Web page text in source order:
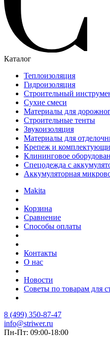
Каталог
Теплоизоляция
Гидроизоляция
Строительный
Сухие смеси
Материалы для
Строительные тенты
Звукоизоляция
Материалы для
Крепеж и
Клининговое
Спецодежда с
Аккумуляторная
Makita
Корзина
Сравнение
Способы оплаты
Контакты
О нас
Новости
Советы по товарам для
8 (499) 350-87-47
info@striwer.ru
Пн-Пт: 09:00-18:00